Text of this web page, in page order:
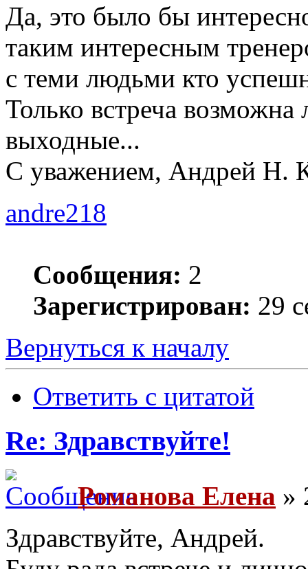
Да, это было бы
таким интересным
с теми людьми кто
Только встреча
выходные...
С уважением, Андрей Н.
andre218
Сообщения: 2
Зарегистрирован: 29
Вернуться к началу
Ответить с цитатой
Re: Здравствуйте!
Романова Елена »
Здравствуйте, Андрей.